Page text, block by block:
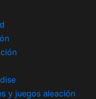
y juegos aleación